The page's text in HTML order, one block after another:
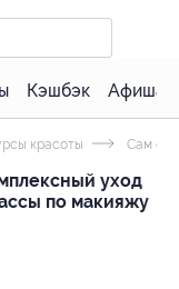
Кэшбэк Афиша
красоты Сам
уход
по макияжу